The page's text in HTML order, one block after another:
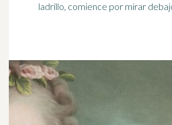
ladrillo